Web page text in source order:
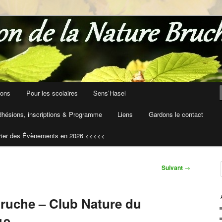
Pour les scolaires Sens’Hasel
inscriptions & Programme Liens Gardons le contact
des Évènements en 2026 <<<<<
Suivant →
– Club Nature du